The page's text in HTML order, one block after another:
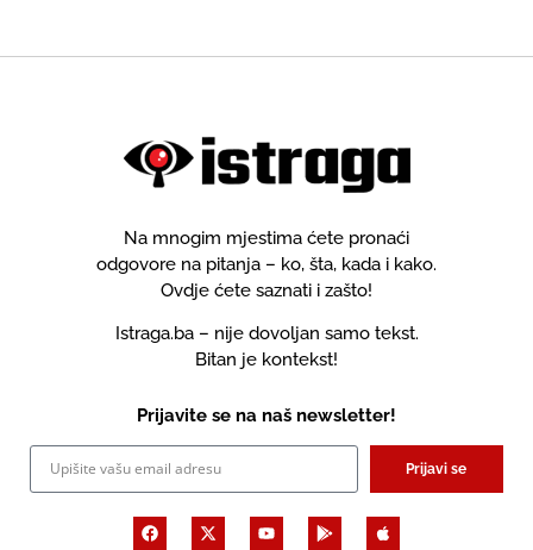
Na mnogim mjestima ćete pronaći
odgovore na pitanja – ko, šta, kada i kako.
Ovdje ćete saznati i zašto!
Istraga.ba – nije dovoljan samo tekst.
Bitan je kontekst!
Prijavite se na naš newsletter!
Prijavi se